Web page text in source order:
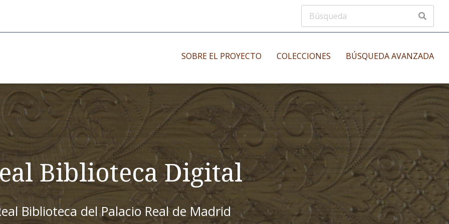
SOBRE EL PROYECTO COLECCIONES
Impresos antiguos
Impresos modernos
Impresos menores
Manuscritos musicales
Incunables
BÚSQUEDA AVANZADA
Biblioteca Digital
Biblioteca del Palacio Real de Madrid